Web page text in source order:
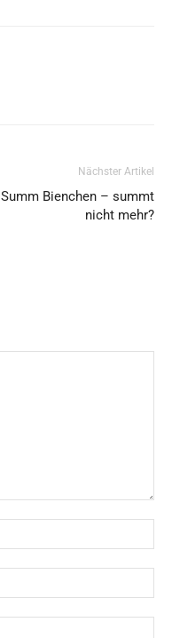
Nächster Artikel
Summ Bienchen – summt
nicht mehr?